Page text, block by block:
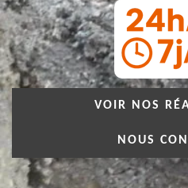
VOIR NOS
NOUS